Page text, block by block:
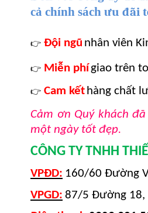
cả chính sách ưu đãi t
👉 Đội ngũ nhân viên
👉 Miễn phígiao trên
👉 Cam kếthàng chất
Cảm ơn Quý khách
một ngày tốt đẹp.
CÔNG TY TNHH
VPĐD: 160/60 Đường
VPGD: 87/5 Đường 18,